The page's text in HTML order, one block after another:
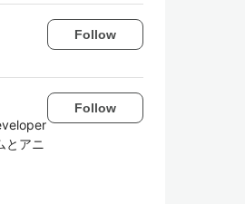
Follow
とアニ
Follow